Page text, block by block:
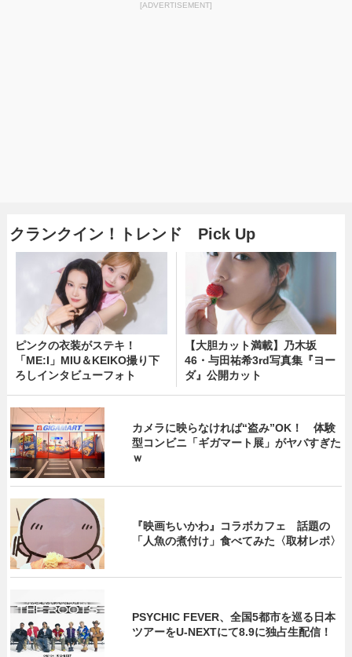
[ADVERTISEMENT]
クランクイン！トレンド Pick Up
ピンクの衣装がステキ！
「ME:I」MIU＆KEIKO撮り下
ろしインタビューフォト
【大胆カット満載】乃木坂
46・与田祐希3rd写真集『ヨー
ダ』公開カット
カメラに映らなければ“盗み”OK！ 体験
型コンビニ「ギガマート展」がヤバすぎた
ｗ
『映画ちいかわ』コラボカフェ 話題の
「人魚の煮付け」食べてみた〈取材レポ〉
PSYCHIC FEVER、全国5都市を巡る日本
ツアーをU‐NEXTにて8.9に独占生配信！